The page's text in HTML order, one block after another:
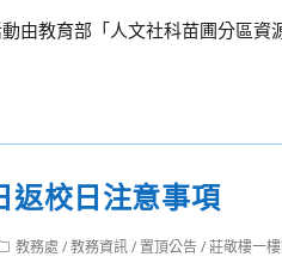
由教育部「人文社科苗圃分區
校日注意事項
教務處 /教務資訊/ 置頂公告/莊敬樓一